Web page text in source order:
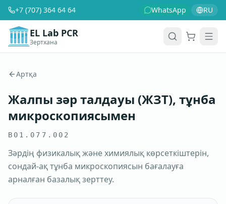
+7 (707) 364 64 64 WhatsApp RU
EL Lab PCR
Зертхана
Артқа
Жалпы зәр талдауы (ЖЗТ), тұнба
микроскопиясымен
B01.077.002
Зәрдің физикалық және химиялық көрсеткіштерін,
сондай-ақ тұнба микроскопиясын бағалауға
арналған базалық зерттеу.